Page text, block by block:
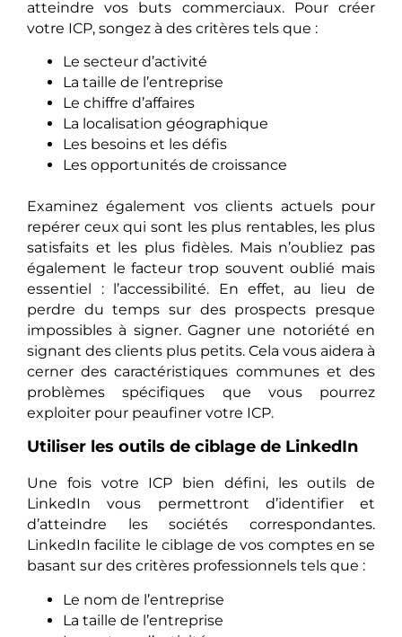
atteindre vos buts commerciaux. Pour créer
votre ICP, songez à des critères tels que :
Le secteur d’activité
La taille de l’entreprise
Le chiffre d’affaires
La localisation géographique
Les besoins et les défis
Les opportunités de croissance
Examinez également vos clients actuels pour
repérer ceux qui sont les plus rentables, les plus
satisfaits et les plus fidèles. Mais n’oubliez pas
également le facteur trop souvent oublié mais
essentiel : l’accessibilité. En effet, au lieu de
perdre du temps sur des prospects presque
impossibles à signer. Gagner une notoriété en
signant des clients plus petits. Cela vous aidera à
cerner des caractéristiques communes et des
problèmes spécifiques que vous pourrez
exploiter pour peaufiner votre ICP.
Utiliser les outils de ciblage de LinkedIn
Une fois votre ICP bien défini, les outils de
LinkedIn vous permettront d’identifier et
d’atteindre les sociétés correspondantes.
LinkedIn facilite le ciblage de vos comptes en se
basant sur des critères professionnels tels que :
Le nom de l’entreprise
La taille de l’entreprise